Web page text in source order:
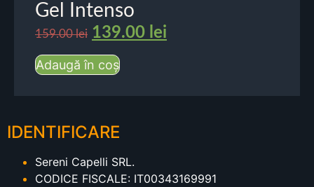
Gel Intenso
159.00lei 139.00 lei
Adaugă în coș
IDENTIFICARE
Sereni Capelli SRL.
CODICE FISCALE: IT00343169991